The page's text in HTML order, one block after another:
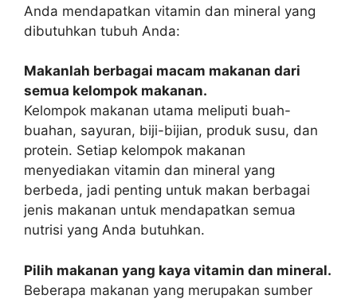
Anda mendapatkan vitamin dan mineral yang
dibutuhkan tubuh Anda:
Makanlah berbagai macam makanan dari
semua kelompok makanan.
Kelompok makanan utama meliputi buah-
buahan, sayuran, biji-bijian, produk susu, dan
protein. Setiap kelompok makanan
menyediakan vitamin dan mineral yang
berbeda, jadi penting untuk makan berbagai
jenis makanan untuk mendapatkan semua
nutrisi yang Anda butuhkan.
Pilih makanan yang kaya vitamin dan mineral.
Beberapa makanan yang merupakan sumber